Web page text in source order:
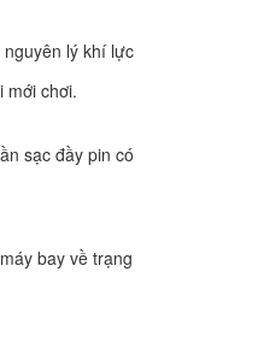
lý khí lực
mới chơi.
sạc đầy pin có
bay về trạng